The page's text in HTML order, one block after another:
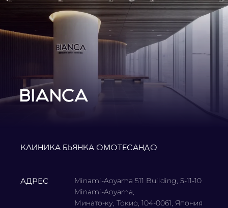
КЛИНИКА БЬЯНКА ОМОТЕСАНДО
АДРЕС
Minami-Aoyama 511 Building, 5-11-10
Minami-Aoyama,
Минато-ку, Токио, 104-0061, Япония